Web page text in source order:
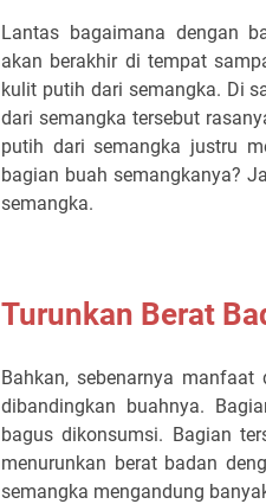
Lantas bagaimana dengan
akan berakhir di tempat
kulit putih dari semangka. Di
dari semangka tersebut
putih dari semangka justru
bagian buah semangkanya?
semangka.
Turunkan Berat
Bahkan, sebenarnya
dibandingkan buahnya.
bagus dikonsumsi. Bagian
menurunkan berat badan
semangka mengandung